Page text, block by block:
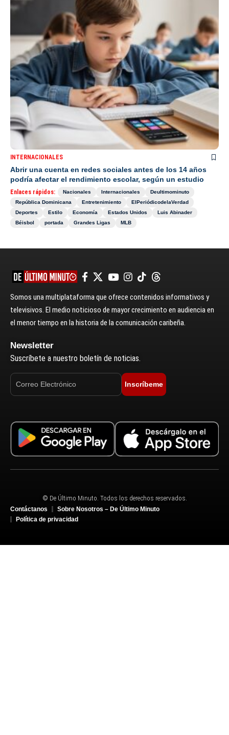
INTERNACIONALES
Abrir una cuenta en redes sociales antes de los 14 años
podría afectar el rendimiento escolar, según un estudio
Enlaces rápidos: Nacionales Internacionales
Deultimominuto
República Dominicana
Entretenimiento
ElPeriódicodelaVerdad
Deportes
Estilo Economía Estados Unidos
Luis Abinader
Béisbol
portada Grandes Ligas MLB
Somos una multiplataforma que ofrece contenidos informativos y
televisivos. El medio noticioso de mayor crecimiento en audiencia en
el menor tiempo en la historia de la comunicación caribeña.
Newsletter
Suscríbete a nuestro boletín de noticias.
Inscríbeme
© De Último Minuto. Todos los derechos reservados.
Contáctanos
Sobre Nosotros – De Último Minuto
Política de privacidad